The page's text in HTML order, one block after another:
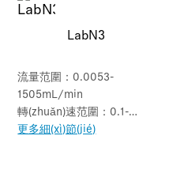
LabN3
流量范圍：0.0053-
1505mL/min
轉(zhuǎn)速范圍：0.1-
350rpm
更多細(xì)節(jié)